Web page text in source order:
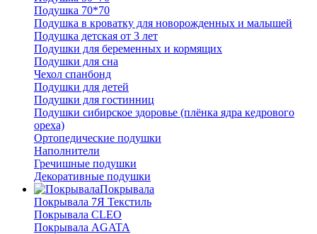
Подушка 70*70
Подушка в кроватку для новорожденных и малышей
Подушка детская от 3 лет
Подушки для беременных и кормящих
Подушки для сна
Чехол спанбонд
Подушки для детей
Подушки для гостинниц
Подушки сибирское здоровье (плёнка ядра кедрового
ореха)
Ортопедические подушки
Наполнители
Гречишные подушки
Декоративные подушки
Покрывала
Покрывала 7Я Текстиль
Покрывала CLEO
Покрывала AGATA